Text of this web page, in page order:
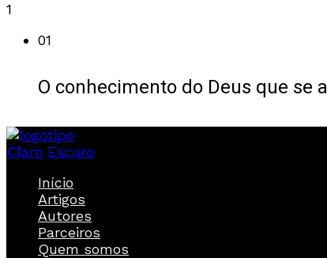
1
01
O conhecimento do Deus que
Claro Escuro
Início
Artigos
Autores
Parceiros
Quem somos